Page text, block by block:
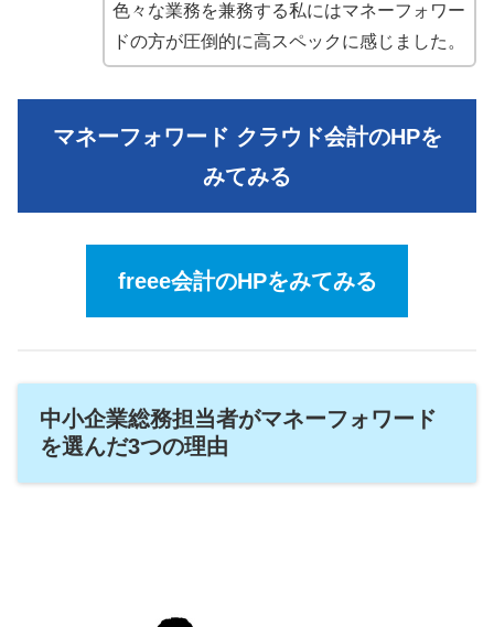
色々な業務を兼務する私にはマネーフォワー
ドの方が圧倒的に高スペックに感じました。
マネーフォワード クラウド会計のHPを
みてみる
freee会計のHPをみてみる
中小企業総務担当者がマネーフォワード
を選んだ3つの理由